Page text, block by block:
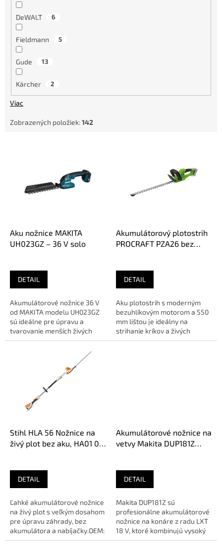
DeWALT 6
Fieldmann 5
Gude 13
Kärcher 2
Viac
Zobrazených položiek:142
Aku nožnice MAKITA
UH023GZ – 36 V solo
DETAIL
Akumulátorové nožnice 36 V
od MAKITA modelu UH023GZ
sú ideálne pre úpravu a
tvarovanie menších živých
plotov. Ich ergonomický dizajn
Akumulátorový plotostrih
PROCRAFT PZA26 bez
DETAIL
Aku plotostrih s moderným
bezuhlíkovým motorom a 550
mm lištou je ideálny na
strihanie kríkov a živých
plotov. Otočná rukoväť a...
Stihl HLA 56 Nožnice na
živý plot bez aku, HA01 011
DETAIL
Ľahké akumulátorové nožnice
na živý plot s veľkým dosahom
pre úpravu záhrady, bez
akumulátora a nabíjačky.OEM:
HA01 011 2914.Celková...
Akumulátorové nožnice na
vetvy Makita DUP181Z
DETAIL
Makita DUP181Z sú
profesionálne akumulátorové
nožnice na konáre z radu LXT
18 V, ktoré kombinujú vysoký
výkon s extrémnou